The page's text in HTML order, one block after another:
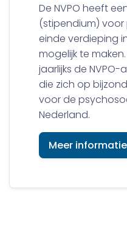
De NVPO heeft
(stipendium)
einde verdieping
mogelijk te
jaarlijks de
die zich op
voor de
Nederland.
Meer informatie